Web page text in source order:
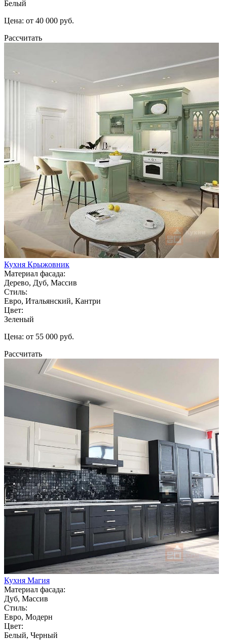
Белый
Цена: от 40 000 руб.
Рассчитать
Кухня Крыжовник
Материал фасада:
Дерево, Дуб, Массив
Стиль:
Евро, Итальянский, Кантри
Цвет:
Зеленый
Цена: от 55 000 руб.
Рассчитать
Кухня Магия
Материал фасада:
Дуб, Массив
Стиль:
Евро, Модерн
Цвет:
Белый, Черный